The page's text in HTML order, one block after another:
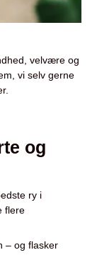
velvære og
vi selv gerne
og
ry i
flere
– og flasker